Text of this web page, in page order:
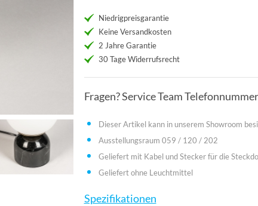
Niedrigpreisgarantie
Keine Versandkosten
2 Jahre Garantie
30 Tage Widerrufsrecht
Fragen? Service Team
Dieser Artikel kann in unserem Showroom
Ausstellungsraum 059 / 120 / 202
Geliefert mit Kabel und Stecker für die
Geliefert ohne Leuchtmittel
Spezifikationen